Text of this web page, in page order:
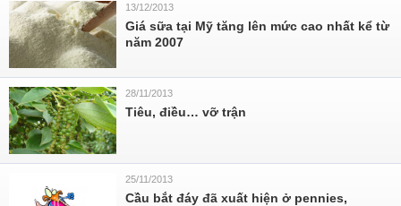
13/12/2013
Giá sữa tại Mỹ tăng lên mức cao nhất kể từ
năm 2007
28/11/2013
Tiêu, điều… vỡ trận
25/11/2013
Cầu bắt đáy đã xuất hiện ở pennies,